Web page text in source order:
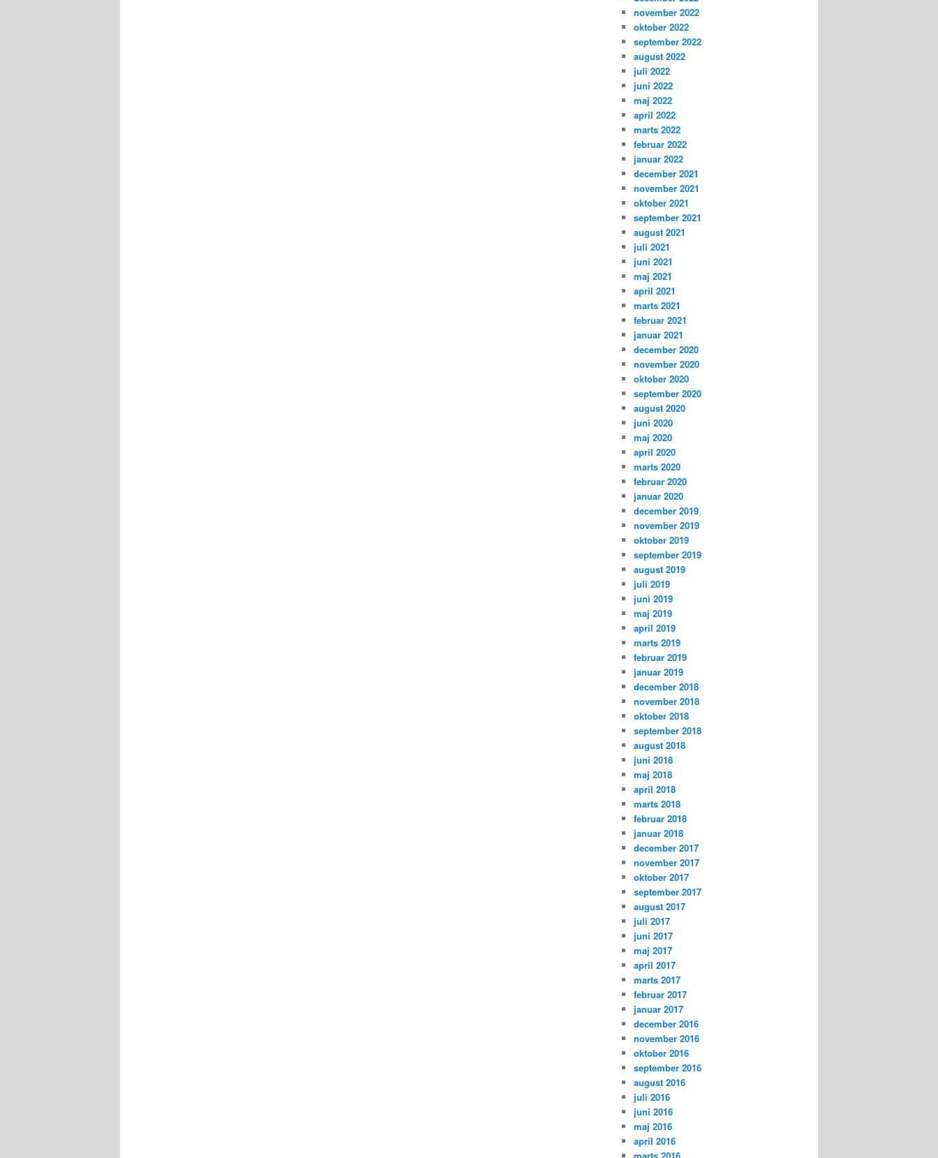
november 2022
oktober 2022
september 2022
august 2022
juli 2022
juni 2022
maj 2022
april 2022
marts 2022
februar 2022
januar 2022
december 2021
november 2021
oktober 2021
september 2021
august 2021
juli 2021
juni 2021
maj 2021
april 2021
marts 2021
februar 2021
januar 2021
december 2020
november 2020
oktober 2020
september 2020
august 2020
juni 2020
maj 2020
april 2020
marts 2020
februar 2020
januar 2020
december 2019
november 2019
oktober 2019
september 2019
august 2019
juli 2019
juni 2019
maj 2019
april 2019
marts 2019
februar 2019
januar 2019
december 2018
november 2018
oktober 2018
september 2018
august 2018
juni 2018
maj 2018
april 2018
marts 2018
februar 2018
januar 2018
december 2017
november 2017
oktober 2017
september 2017
august 2017
juli 2017
juni 2017
maj 2017
april 2017
marts 2017
februar 2017
januar 2017
december 2016
november 2016
oktober 2016
september 2016
august 2016
juli 2016
juni 2016
maj 2016
april 2016
marts 2016